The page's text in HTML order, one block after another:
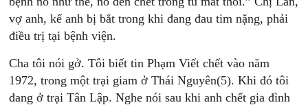
vợ anh, kể anh bị bắt trong khi đang đau tim nặng, phải
điều trị tại bệnh viện.
Cha tôi nói gở. Tôi biết tin Phạm Viết chết vào năm
1972, trong một trại giam ở Thái Nguyên(5). Khi đó tôi
đang ở trại Tân Lập. Nghe nói sau khi anh chết gia đình